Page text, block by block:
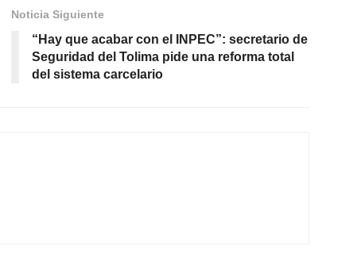
Noticia Siguiente
“Hay que acabar con el INPEC”: secretario de
Seguridad del Tolima pide una reforma total
del sistema carcelario